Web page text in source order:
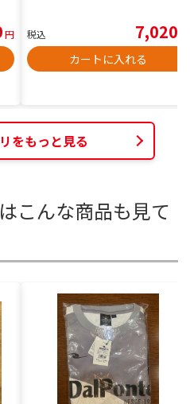
円 税込 7,020
カートに入れる
をもっと見る
こんな商品も見て